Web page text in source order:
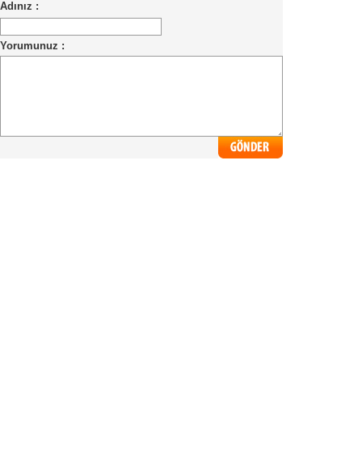
Adınız :
Yorumunuz :